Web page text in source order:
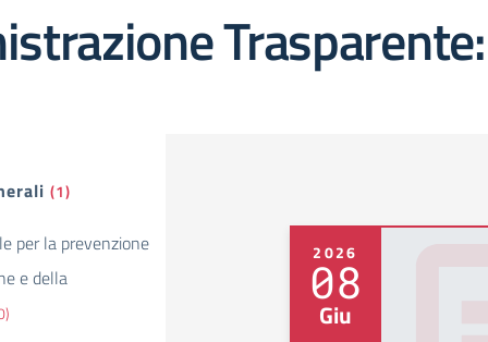
Trasparente:
(1)
per la prevenzione
e della
2026
08
Giu